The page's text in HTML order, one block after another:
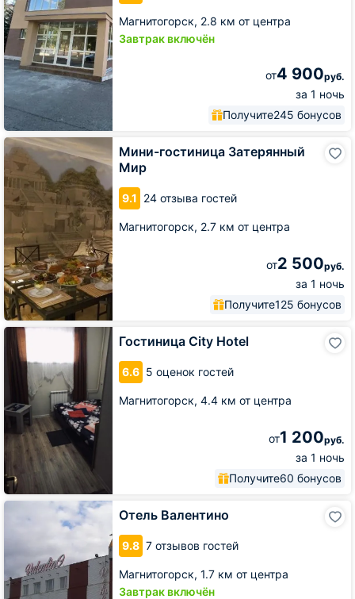
Магнитогорск, 2.8 км от центра
Завтрак включён
от4 900руб.
за 1 ночь
Получите245 бонусов
Мини-гостиница Затерянный
Мир
9.1 24 отзыва гостей
Магнитогорск, 2.7 км от центра
от2 500руб.
за 1 ночь
Получите125 бонусов
Мини-
гостиница
Затерянный
Мир
Гостиница City Hotel
6.6 5 оценок гостей
Магнитогорск, 4.4 км от центра
от1 200руб.
за 1 ночь
Получите60 бонусов
Гостиница
City
Hotel
Отель Валентино
9.8 7 отзывов гостей
Магнитогорск, 1.7 км от центра
Завтрак включён
Отель
Валентино